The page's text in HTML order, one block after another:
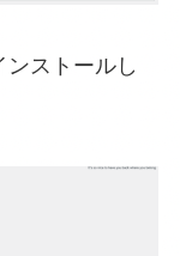
ンストールし